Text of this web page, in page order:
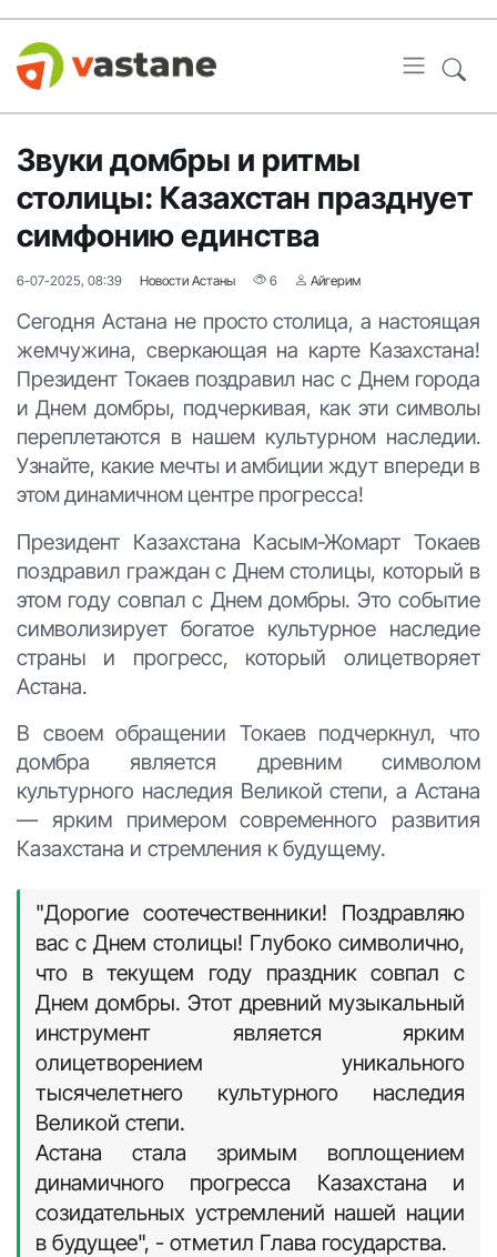
Звуки домбры и ритмы
столицы: Казахстан празднует
симфонию единства
6-07-2025, 08:39 Новости Астаны 6 Айгерим
Сегодня Астана не просто столица, а настоящая
жемчужина, сверкающая на карте Казахстана!
Президент Токаев поздравил нас с Днем города
и Днем домбры, подчеркивая, как эти символы
переплетаются в нашем культурном наследии.
Узнайте, какие мечты и амбиции ждут впереди в
этом динамичном центре прогресса!
Президент Казахстана Касым-Жомарт Токаев
поздравил граждан с Днем столицы, который в
этом году совпал с Днем домбры. Это событие
символизирует богатое культурное наследие
страны и прогресс, который олицетворяет
Астана.
В своем обращении Токаев подчеркнул, что
домбра является древним символом
культурного наследия Великой степи, а Астана
— ярким примером современного развития
Казахстана и стремления к будущему.
"Дорогие соотечественники! Поздравляю
вас с Днем столицы! Глубоко символично,
что в текущем году праздник совпал с
Днем домбры. Этот древний музыкальный
инструмент является ярким
олицетворением уникального
тысячелетнего культурного наследия
Великой степи.
Астана стала зримым воплощением
динамичного прогресса Казахстана и
созидательных устремлений нашей нации
в будущее", - отметил Глава государства.